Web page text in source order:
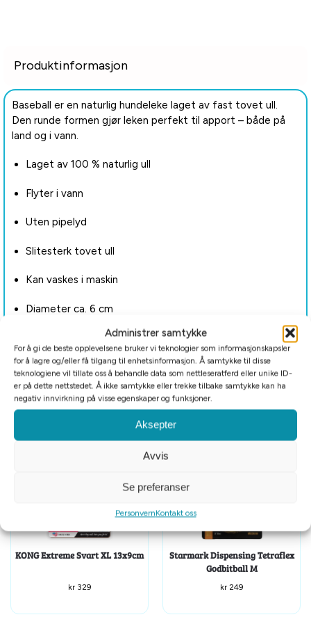
Administrer samtykke
For å gi de beste opplevelsene bruker vi teknologier som informasjonskapsler
for å lagre og/eller få tilgang til enhetsinformasjon. Å samtykke til disse
teknologiene vil tillate oss å behandle data som nettleseratferd eller unike ID-
er på dette nettstedet. Å ikke samtykke eller trekke tilbake samtykke kan ha
negativ innvirkning på visse egenskaper og funksjoner.
Aksepter
Avvis
Se preferanser
PersonvernKontakt oss
Produktinformasjon
Baseball er en naturlig hundeleke laget av fast tovet ull.
Den runde formen gjør leken perfekt til apport – både på
land og i vann.
Laget av 100 % naturlig ull
Flyter i vann
Uten pipelyd
Slitesterk tovet ull
Kan vaskes i maskin
Diameter ca. 6 cm
Tilleggsinformasjon
Relaterte produkter
KONG Extreme Svart XL 13x9cm
kr329
Starmark Dispensing Tetraflex
Godbitball M
kr249